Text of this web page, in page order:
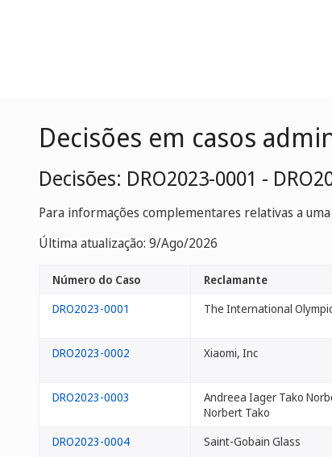
Decisões em casos
Decisões: DRO2023-0001 -
Para informações complementares relativas a
Última atualização: 9/Ago/2026
Número do Caso Reclamante
DRO2023-0001
The International
DRO2023-0002
Xiaomi, Inc
DRO2023-0003
Andreea Iager Tako
Norbert Tako
DRO2023-0004
Saint-Gobain Glass